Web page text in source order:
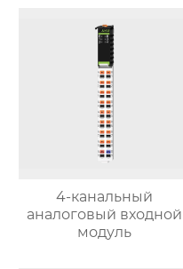
4-канальный
аналоговый входной
модуль